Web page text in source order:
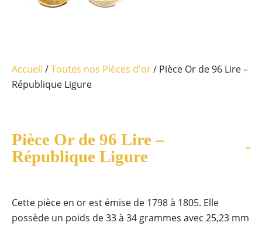
Accueil /Toutes nos Pièces d'or/ Pièce Or de 96 Lire –
République Ligure
Pièce Or de 96 Lire –
République Ligure
Cette pièce en or est émise de 1798 à 1805. Elle
possède un poids de 33 à 34 grammes avec 25,23 mm